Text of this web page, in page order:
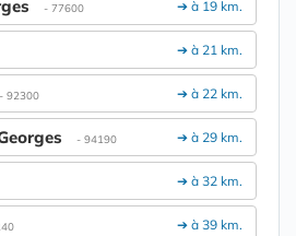
➔ à 19 km.
- 77600
➔ à 21 km.
➔ à 22 km.
- 92300
➔ à 29 km.
- 94190
➔ à 32 km.
➔ à 39 km.